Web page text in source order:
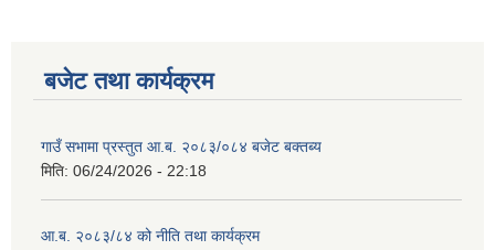
बजेट तथा कार्यक्रम
गाउँ सभामा प्रस्तुत आ.ब. २०८३/०८४ बजेट बक्तब्य
मिति: 06/24/2026 - 22:18
आ.ब. २०८३/८४ को नीति तथा कार्यक्रम